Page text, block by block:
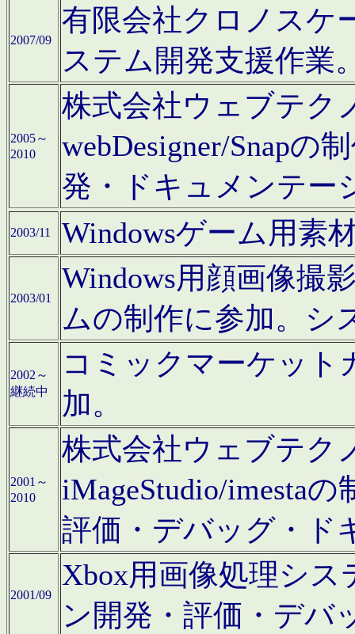
2007/09
有限会社クロノスケ
ステム開発支援作業
2005～
2010
株式会社ウェブテク
webDesigner/Snapの
発・ドキュメンテー
2003/11 Windowsゲーム用素
2003/01
Windows用顔画像撮
ムの制作に参加。シ
2002～
継続中
コミックマーケット
加。
2001～
2010
株式会社ウェブテク
iMageStudio/imesta
評価・デバッグ・ド
2001/09
Xbox用画像処理シ
ン開発・評価・デバ